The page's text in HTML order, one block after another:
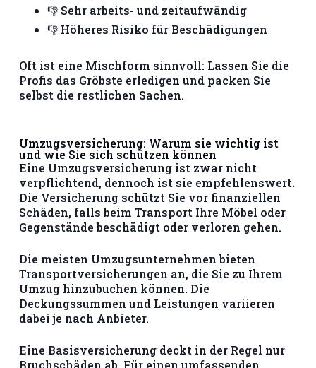
👎 Sehr arbeits- und zeitaufwändig
👎 Höheres Risiko für Beschädigungen
Oft ist eine Mischform sinnvoll: Lassen Sie die
Profis das Gröbste erledigen und packen Sie
selbst die restlichen Sachen.
Umzugsversicherung: Warum sie wichtig ist
und wie Sie sich schützen können
Eine Umzugsversicherung ist zwar nicht
verpflichtend, dennoch ist sie empfehlenswert.
Die Versicherung schützt Sie vor finanziellen
Schäden, falls beim Transport Ihre Möbel oder
Gegenstände beschädigt oder verloren gehen.
Die meisten Umzugsunternehmen bieten
Transportversicherungen an, die Sie zu Ihrem
Umzug hinzubuchen können. Die
Deckungssummen und Leistungen variieren
dabei je nach Anbieter.
Eine Basisversicherung deckt in der Regel nur
Bruchschäden ab. Für einen umfassenden